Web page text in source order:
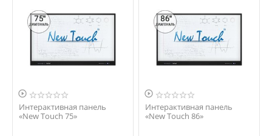

Интерактивная панель
«New Touch 75»

Интерактивная панель
«New Touch 86»